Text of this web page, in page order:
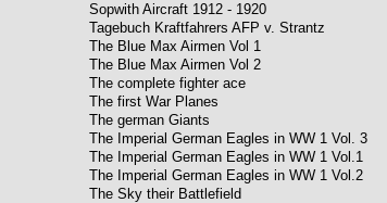
Sopwith Aircraft 1912 - 1920
Tagebuch Kraftfahrers AFP v. Strantz
The Blue Max Airmen Vol 1
The Blue Max Airmen Vol 2
The complete fighter ace
The first War Planes
The german Giants
The Imperial German Eagles in WW 1 Vol. 3
The Imperial German Eagles in WW 1 Vol.1
The Imperial German Eagles in WW 1 Vol.2
The Sky their Battlefield